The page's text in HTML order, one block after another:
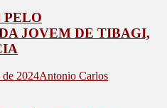
PELO
JOVEM DE TIBAGI,
de 2024Antonio Carlos